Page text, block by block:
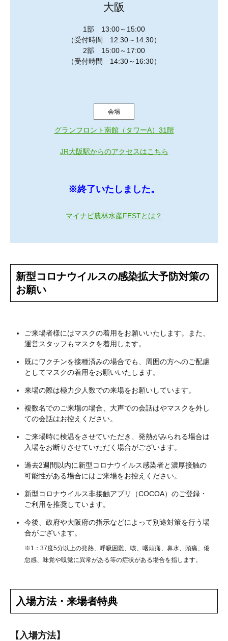
大阪
1部 13:00～15:00
（受付時間 12:30～14:30）
2部 15:00～17:00
（受付時間 14:30～16:30）
会場
グランフロント南館（タワーA）31階
JR大阪駅からのアクセスはこちら
※終了いたしました。
マイナビ農林水産FESTとは？
新型コロナウイルスの感染拡大予防対策の
お願い
ご来場者様にはマスクの着用をお願いいたします。また、
運営スタッフもマスクを着用します。
既にワクチンを接種済みの場合でも、周囲の方へのご配慮
としてマスクの着用をお願いいたします。
来場の際は極力少人数での来場をお願いしています。
複数名でのご来場の場合、大声での会話はやマスクを外し
ての会話はお控えください。
ご来場時に検温をさせていただき、発熱がみられる場合は
入場をお断りさせていただく場合がございます。
過去2週間以内に新型コロナウイルス感染者と濃厚接触の
可能性がある場合にはご来場をお控えください。
新型コロナウイルス非接触アプリ（COCOA）のご登録・
ご利用を推奨しています。
今後、政府や大阪府の指示などによって別途対策を行う場
合がございます。
※1：37度5分以上の発熱、呼吸困難、咳、咽頭痛、鼻水、頭痛、倦
怠感、味覚や嗅覚に異常がある等の症状がある場合を指します。
入場方法・来場者特典
【入場方法】